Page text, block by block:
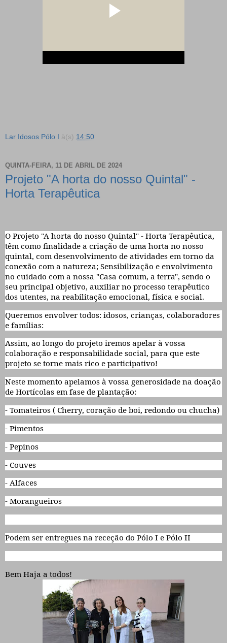
Lar Idosos Pólo I à(s) 14:50
QUINTA-FEIRA, 11 DE ABRIL DE 2024
Projeto "A horta do nosso Quintal" -
Horta Terapêutica
O Projeto "A horta do nosso Quintal" - Horta Terapêutica,
têm como finalidade a criação de uma horta no nosso
quintal, com desenvolvimento de atividades em torno da
conexão com a natureza; Sensibilização e envolvimento
no cuidado com a nossa "Casa comum, a terra", sendo o
seu principal objetivo, auxiliar no processo terapêutico
dos utentes, na reabilitação emocional, física e social.
Queremos envolver todos: idosos, crianças, colaboradores
e famílias:
Assim, ao longo do projeto iremos apelar à vossa
colaboração e responsabilidade social, para que este
projeto se torne mais rico e participativo!
Neste momento apelamos à vossa generosidade na doação
de Hortícolas em fase de plantação:
- Tomateiros ( Cherry, coração de boi, redondo ou chucha)
- Pimentos
- Pepinos
- Couves
- Alfaces
- Morangueiros
Podem ser entregues na receção do Pólo I e Pólo II
Bem Haja a todos!